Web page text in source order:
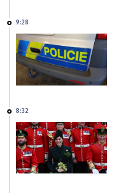
9:28
8:32